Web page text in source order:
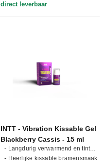
direct leverbaar
INTT - Vibration Kissable Gel
Blackberry Cassis - 15 ml
- Langdurig verwarmend en tintelend effect
- Heerlijke kissable bramensmaak